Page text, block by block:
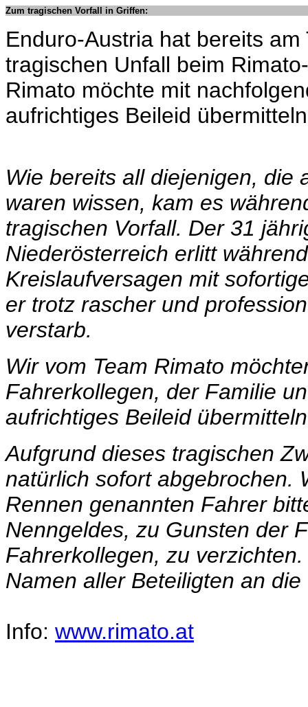
Zum tragischen Vorfall in Griffen:
Enduro-Austria hat bereits
tragischen Unfall beim
Rimato möchte mit
aufrichtiges Beileid
Wie bereits all diejenigen, die
waren wissen, kam es
tragischen Vorfall. Der 31
Niederösterreich erlitt
Kreislaufversagen mit
er trotz rascher und
verstarb.
Wir vom Team Rimato
Fahrerkollegen, der Familie
aufrichtiges Beileid
Aufgrund dieses tragischen
natürlich sofort abgebrochen.
Rennen genannten Fahrer
Nenngeldes, zu Gunsten der
Fahrerkollegen, zu
Namen aller Beteiligten an
Info: www.rimato.at